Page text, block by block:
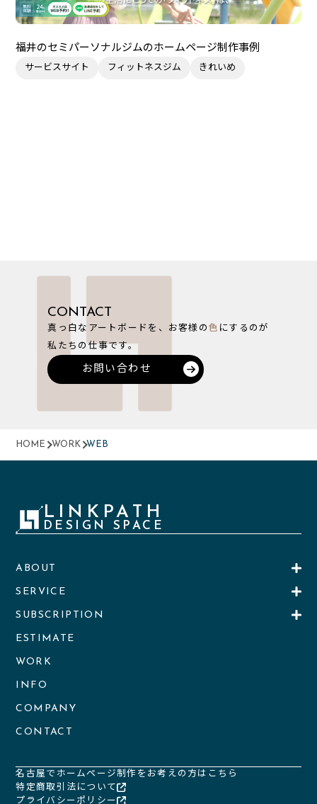
福井のセミパーソナルジムのホームページ制作事例
サービスサイト フィットネスジム きれいめ
CONTACT
真っ白なアートボードを、お客様の 色 にするのが
私たちの仕事です。
お問い合わせ
HOME WORK WEB
LINKPATH
DESIGN SPACE
ABOUT
SERVICE
SUBSCRIPTION
ESTIMATE
WORK
INFO
COMPANY
CONTACT
名古屋でホームページ制作をお考えの方はこちら
特定商取引法について
プライバシーポリシー